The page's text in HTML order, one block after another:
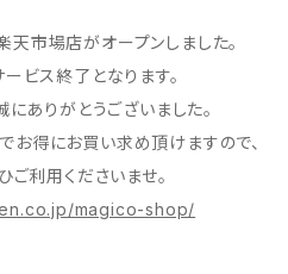
天市場店がオープンしました。
ビス終了となります。
ありがとうございました。
お得にお買い求め頂けますので、
利用くださいませ。
magico-shop/